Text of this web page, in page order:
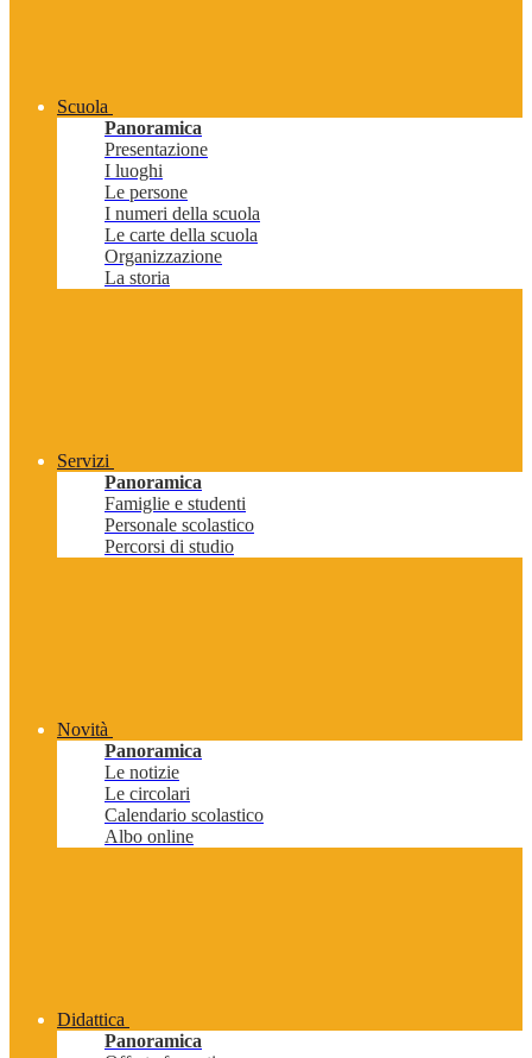
Scuola
Panoramica
Presentazione
I luoghi
Le persone
I numeri della scuola
Le carte della scuola
Organizzazione
La storia
Servizi
Panoramica
Famiglie e studenti
Personale scolastico
Percorsi di studio
Novità
Panoramica
Le notizie
Le circolari
Calendario scolastico
Albo online
Didattica
Panoramica